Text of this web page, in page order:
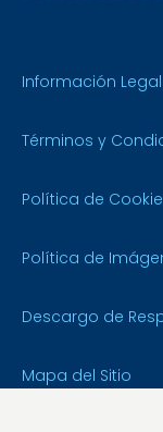
Información Legal
Términos y
Política de
Política de
Descargo de
Mapa del Sitio